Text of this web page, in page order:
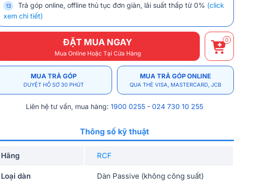
Trả góp online, offline thủ tục đơn giản, lãi suất thấp từ 0% (click
xem chi tiết)
ĐẶT MUA NGAY
Mua Online Hoặc Tại Cửa Hàng
0
MUA TRẢ GÓP
DUYỆT HỒ SƠ 30 PHÚT
MUA TRẢ GÓP ONLINE
QUA THẺ VISA, MASTERCARD, JCB
Liên hệ tư vấn, mua hàng: 1900 0255 - 024 730 10 255
Thông số kỹ thuật
Hãng RCF
Loại dàn Dàn Passive (không công suất)